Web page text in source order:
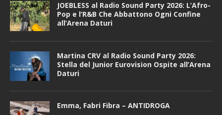
JOEBLESS al Radio Sound Party 2026: L’Afro-
Pop e l’R&B Che Abbattono Ogni Confine
all’Arena Daturi
Martina CRV al Radio Sound Party 2026:
Stella del Junior Eurovision Ospite all’Arena
Daturi
Emma, Fabri Fibra – ANTIDROGA